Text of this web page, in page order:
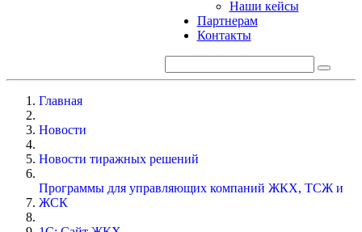
Наши кейсы
Партнерам
Контакты
Главная
Новости
Новости тиражных решений
Программы для управляющих компаний ЖКХ, ТСЖ и
ЖСК